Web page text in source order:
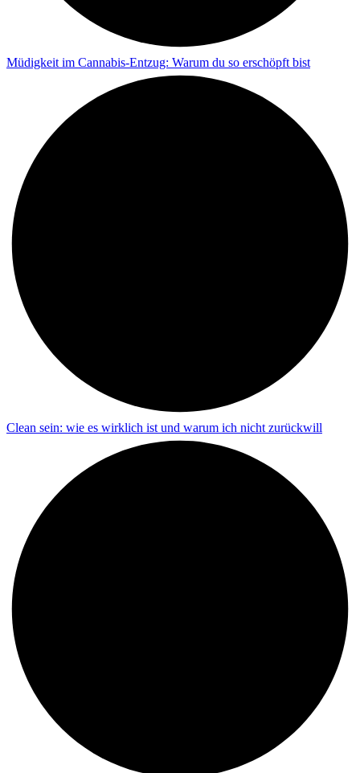
Müdigkeit im Cannabis-Entzug: Warum du so erschöpft bist
Clean sein: wie es wirklich ist und warum ich nicht zurückwill